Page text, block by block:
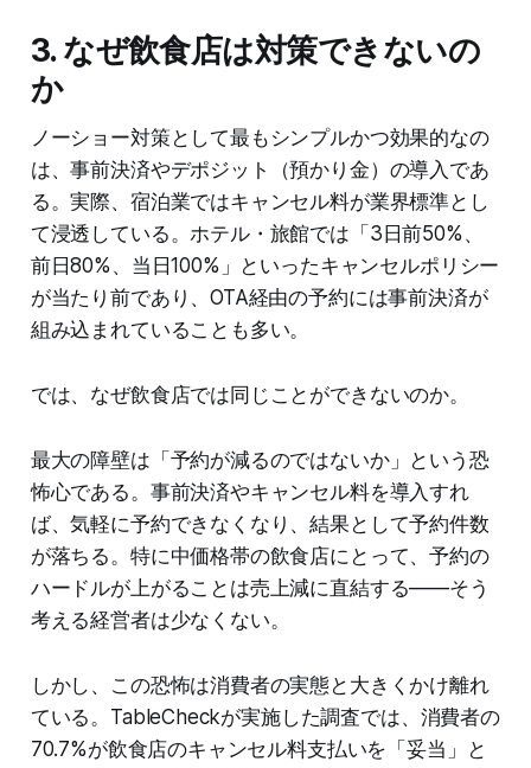
3. なぜ飲食店は対策できないの
か
ノーショー対策として最もシンプルかつ効果的なの
は、事前決済やデポジット（預かり金）の導入であ
る。実際、宿泊業ではキャンセル料が業界標準とし
て浸透している。ホテル・旅館では「3日前50%、
前日80%、当日100%」といったキャンセルポリシー
が当たり前であり、OTA経由の予約には事前決済が
組み込まれていることも多い。
では、なぜ飲食店では同じことができないのか。
最大の障壁は「予約が減るのではないか」という恐
怖心である。事前決済やキャンセル料を導入すれ
ば、気軽に予約できなくなり、結果として予約件数
が落ちる。特に中価格帯の飲食店にとって、予約の
ハードルが上がることは売上減に直結する——そう
考える経営者は少なくない。
しかし、この恐怖は消費者の実態と大きくかけ離れ
ている。TableCheckが実施した調査では、消費者の
70.7%が飲食店のキャンセル料支払いを「妥当」と